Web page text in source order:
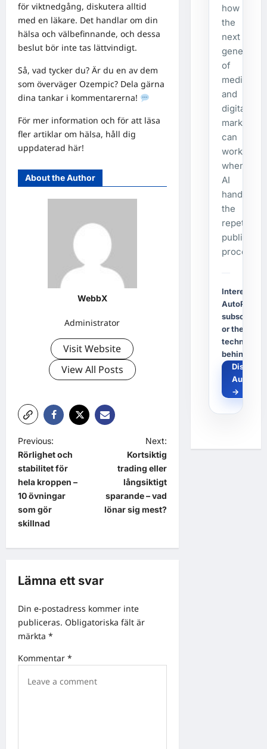
för viktnedgång, diskutera alltid
med en läkare. Det handlar om din
hälsa och välbefinnande, och dessa
beslut bör inte tas lättvindigt.
Så, vad tycker du? Är du en av dem
som överväger Ozempic? Dela gärna
dina tankar i kommentarerna!
För mer information och för att läsa
fler artiklar om hälsa, håll dig
uppdaterad här!
About the Author
WebbX
Administrator
Visit Website
View All Posts
P
o
s
t
n
a
t
o
Previous:
Rörlighet och
stabilitet för
hela kroppen –
10 övningar
som gör
skillnad
Next:
Kortsiktig
trading eller
långsiktigt
sparande – vad
lönar sig mest?
Lämna ett svar
Din e-postadress kommer inte
publiceras. Obligatoriska fält är
märkta *
Kommentar *
how
the
next
generation
of
media
and
digital
marketing
can
work
when
AI
handles
the
repetitive
publishing
process.
Interested
AutoPost, a
or the
technology
behind it?
Discover
→